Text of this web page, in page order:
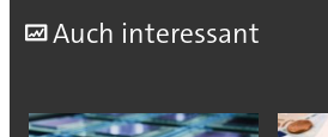
Auch interessant